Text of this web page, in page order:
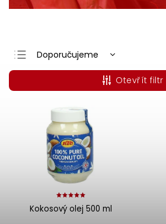
Doporučujeme
Nejlevnější
Nejdražší
Nejprodávanější
Abecedně
Otevřít filtr
Kokosový olej 500 ml